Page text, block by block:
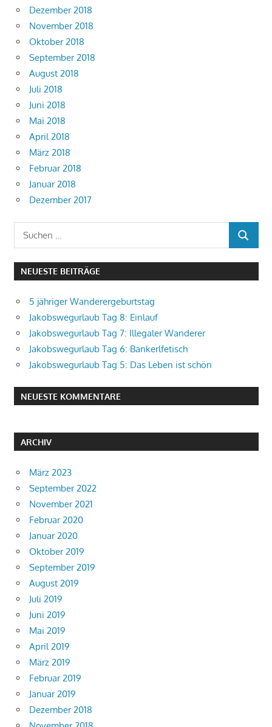
Dezember 2018
November 2018
Oktober 2018
September 2018
August 2018
Juli 2018
Juni 2018
Mai 2018
April 2018
März 2018
Februar 2018
Januar 2018
Dezember 2017
Suchen
nach:
SUCHEN
NEUESTE BEITRÄGE
5 jähriger Wanderergeburtstag
Jakobswegurlaub Tag 8: Einlauf
Jakobswegurlaub Tag 7: Illegaler Wanderer
Jakobswegurlaub Tag 6: Bankerlfetisch
Jakobswegurlaub Tag 5: Das Leben ist schön
NEUESTE KOMMENTARE
ARCHIV
März 2023
September 2022
November 2021
Februar 2020
Januar 2020
Oktober 2019
September 2019
August 2019
Juli 2019
Juni 2019
Mai 2019
April 2019
März 2019
Februar 2019
Januar 2019
Dezember 2018